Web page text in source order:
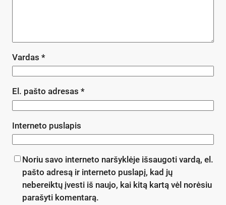
Vardas *
El. pašto adresas *
Interneto puslapis
Noriu savo interneto naršyklėje išsaugoti vardą, el.
pašto adresą ir interneto puslapį, kad jų
nebereiktų įvesti iš naujo, kai kitą kartą vėl norėsiu
parašyti komentarą.